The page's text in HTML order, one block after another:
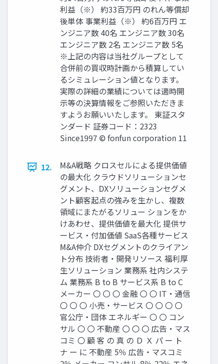
利益（※） 約33百万円 のれん等償却
後単体 事業利益（※） 約6百万円 エ
ンジニア数 40名 エンジニア数 30名
エンジニア数 2名 エンジニア数 5名
※上記の内容は当社グループとして
合併前の買収時計画から積算してい
るシミュレーション値となります。
実際の詳細の業績については適時開
示等の決算情報をご参照いただきま
すようお願いいたします。 東証スタ
ンダード 証券コード：2323
Since1997 © fonfun corporation 11
12.
M&A戦略 クロスセルによる提供価値
の最大化 クラウドソリューションセ
グメント、DXソリューションセグメ
ント顧客起点の強みを生かし、複数
領域にまたがるソリュー ションをか
けあわせ、提供価値を最大化 提供サ
ービス・付加価値 SaaS各種サービス
M&A仲介 DXセグメントのクライアン
ト分布 技術者・開発リソース 福利厚
生ソリューション 業務系 社内システ
ム 業務系 B to B サービス系 B to C
メーカー 〇 〇 〇 金融 〇 〇 IT・通信
〇 〇 〇 小売・サービス 〇 〇 〇 〇
官公庁・団体 エネルギー 〇 〇 コン
サル 〇 〇 不動産 〇 〇 〇 広告・マス
コミ 〇 顧 客 の 真 の Ｄ Ｘ パ ー ト
ナ ー に 不動産 5％ 広告・マスコミ